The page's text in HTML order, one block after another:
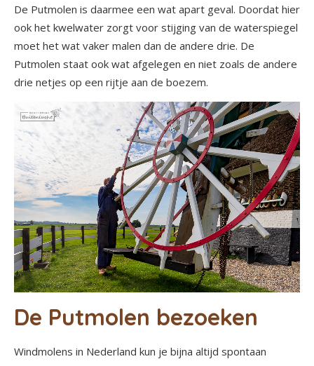
De Putmolen is daarmee een wat apart geval. Doordat hier
ook het kwelwater zorgt voor stijging van de waterspiegel
moet het wat vaker malen dan de andere drie. De
Putmolen staat ook wat afgelegen en niet zoals de andere
drie netjes op een rijtje aan de boezem.
De Putmolen bezoeken
Windmolens in Nederland kun je bijna altijd spontaan